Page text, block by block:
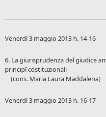
Venerdì 3 maggio 2013 h. 14-16
6. La giurisprudenza del giudice
principî costituzionali
(cons. Maria Laura Maddalena)
Venerdì 3 maggio 2013 h. 16-17